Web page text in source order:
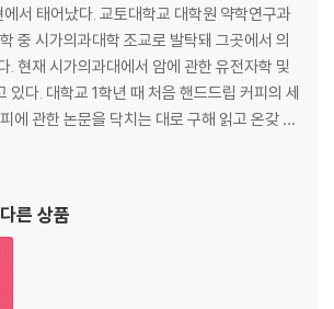
럽으로
오스만 제국으로 전파 076·커피 반대운동이 일
이어지는 네 개의 길 081·현재의 커피는 언제 시
격조 있는 스타일에 빠지다: 프랑스 098·수수께
덜란드 102·여성들이 사적 공간에서 만나서 마
문, 크루와상과 함께: 오스트리아 105·커피하우
서 태어났다. 교토대학교 대학원 약학연구과
중 시가의과대학 조교로 발탁돼 그곳에서 의
. 현재 시가의과대에서 암에 관한 유전자학 및
드립 커피의 세
에 관한 논문을 닥치는 대로 구해 읽고 온갖 실
오타쿠’가 된 그는 일본 인터넷 여명기에 커피
?苑’을 개설해 큰 인기를 끌었다. 탄탄하게
서 커피의 향미와 건
른 상품